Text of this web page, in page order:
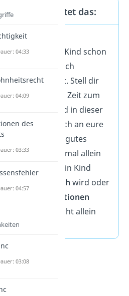
Praxis bedeutet das:
im Einzelfall
was dein Kind schon
und wo es noch
braucht. Stell dir
gehst für kurze Zeit zum
. Wenn dein Kind in dieser
bleibt und sich an eure
ist das ein gutes
dafür, dass es mal allein
kann. Wenn dein Kind
ängstlich wird oder
riskante Situationen
solltest du es nicht allein
04:33
04:09
des
03:33
04:57
03:08